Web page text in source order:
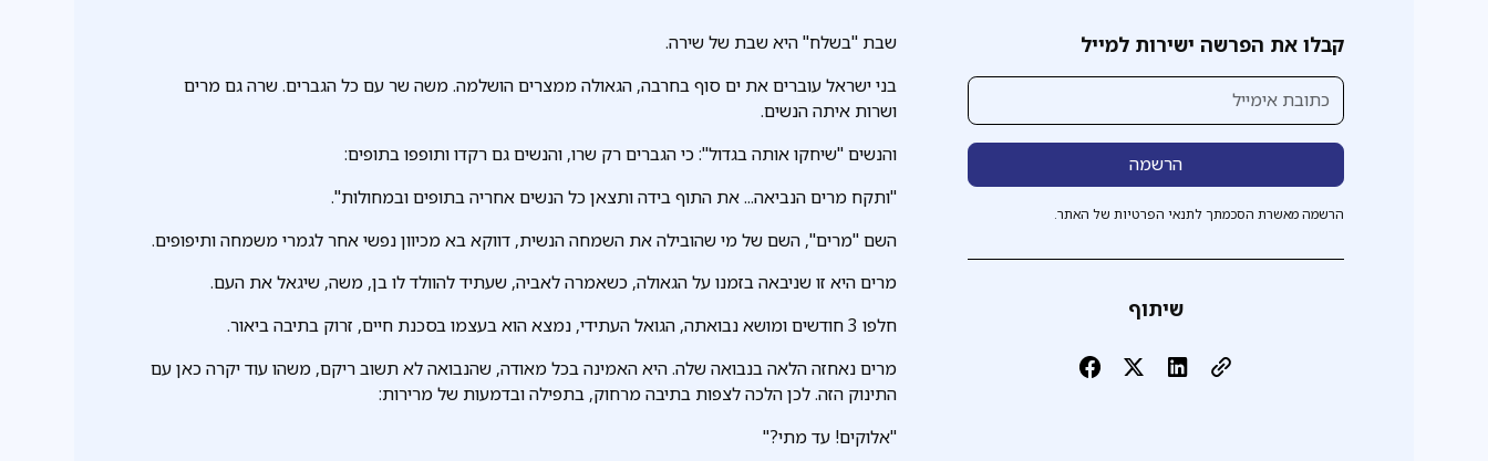
קבלו את הפרשה ישירות למייל
הרשמה מאשרת הסכמתך לתנאי הפרטיות של האתר.
שיתוף
שבת "בשלח" היא שבת של שירה.
בני ישראל עוברים את ים סוף בחרבה, הגאולה ממצרים הושלמה. משה שר עם כל הגברים. שרה גם מרים
ושרות איתה הנשים.
והנשים "שיחקו אותה בגדול": כי הגברים רק שרו, והנשים גם רקדו ותופפו בתופים:
"ותקח מרים הנביאה... את התוף בידה ותצאן כל הנשים אחריה בתופים ובמחולות".
השם "מרים", השם של מי שהובילה את השמחה הנשית, דווקא בא מכיוון נפשי אחר לגמרי משמחה ותיפופים.
מרים היא זו שניבאה בזמנו על הגאולה, כשאמרה לאביה, שעתיד להוולד לו בן, משה, שיגאל את העם.
חלפו 3 חודשים ומושא נבואתה, הגואל העתידי, נמצא הוא בעצמו בסכנת חיים, זרוק בתיבה ביאור.
מרים נאחזה הלאה בנבואה שלה. היא האמינה בכל מאודה, שהנבואה לא תשוב ריקם, משהו עוד יקרה כאן עם
התינוק הזה. לכן הלכה לצפות בתיבה מרחוק, בתפילה ובדמעות של מרירות:
"אלוקים! עד מתי?"